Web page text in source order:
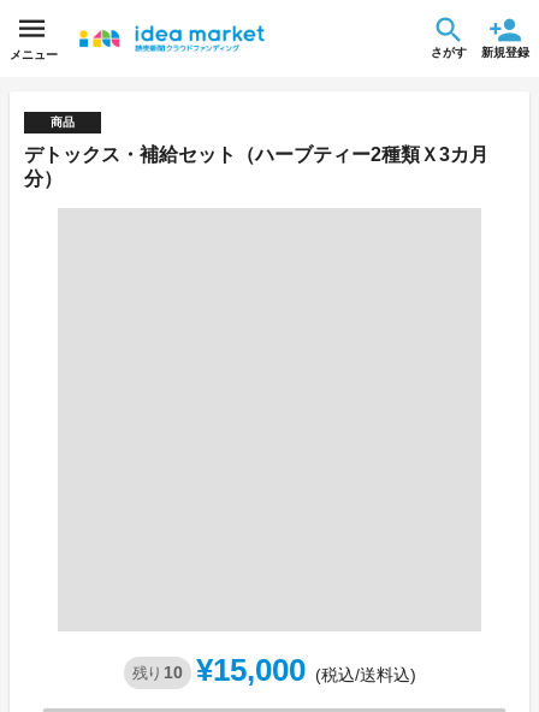
メニュー さがす 新規登録
商品
デトックス・補給セット（ハーブティー2種類Ｘ3カ月
分）
残り 10 ¥15,000 (税込/送料込)